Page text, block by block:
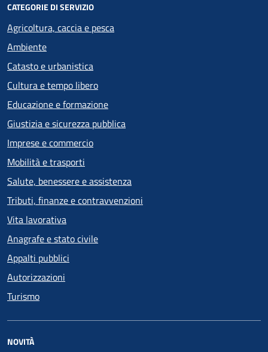
CATEGORIE DI SERVIZIO
Agricoltura, caccia e pesca
Ambiente
Catasto e urbanistica
Cultura e tempo libero
Educazione e formazione
Giustizia e sicurezza pubblica
Imprese e commercio
Mobilità e trasporti
Salute, benessere e assistenza
Tributi, finanze e contravvenzioni
Vita lavorativa
Anagrafe e stato civile
Appalti pubblici
Autorizzazioni
Turismo
NOVITÀ